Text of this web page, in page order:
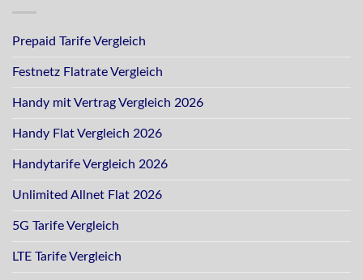
Prepaid Tarife Vergleich
Festnetz Flatrate Vergleich
Handy mit Vertrag Vergleich 2026
Handy Flat Vergleich 2026
Handytarife Vergleich 2026
Unlimited Allnet Flat 2026
5G Tarife Vergleich
LTE Tarife Vergleich